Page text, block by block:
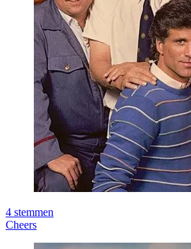
4 stemmen
Cheers